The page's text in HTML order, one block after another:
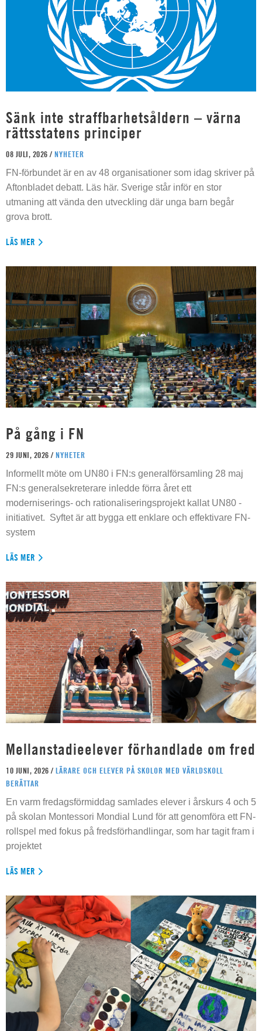
Sänk inte straffbarhetsåldern – värna
rättsstatens principer
08 JULI, 2026 / NYHETER
FN-förbundet är en av 48 organisationer som idag skriver på
Aftonbladet debatt. Läs här. Sverige står inför en stor
utmaning att vända den utveckling där unga barn begår
grova brott.
LÄS MER
På gång i FN
29 JUNI, 2026 / NYHETER
Informellt möte om UN80 i FN:s generalförsamling 28 maj
FN:s generalsekreterare inledde förra året ett
moderniserings- och rationaliseringsprojekt kallat UN80 -
initiativet. Syftet är att bygga ett enklare och effektivare FN-
system
LÄS MER
Mellanstadieelever förhandlade om fred
10 JUNI, 2026 / LÄRARE OCH ELEVER PÅ SKOLOR MED VÄRLDSKOLL
BERÄTTAR
En varm fredagsförmiddag samlades elever i årskurs 4 och 5
på skolan Montessori Mondial Lund för att genomföra ett FN-
rollspel med fokus på fredsförhandlingar, som har tagit fram i
projektet
LÄS MER